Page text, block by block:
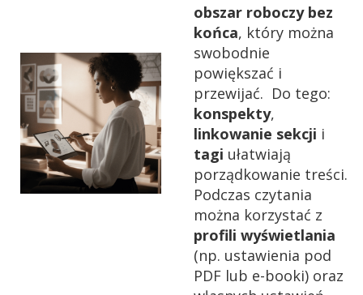
obszar roboczy bez
końca, który można
swobodnie
powiększać i
przewijać. Do tego:
konspekty,
linkowanie sekcji i
tagi ułatwiają
porządkowanie treści.
Podczas czytania
można korzystać z
profili wyświetlania
(np. ustawienia pod
PDF lub e-booki) oraz